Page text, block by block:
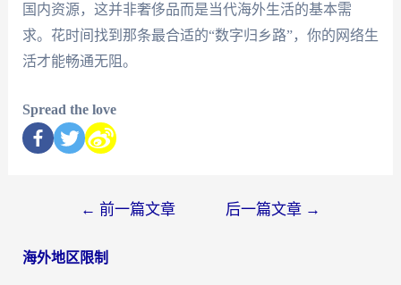
国内资源，这并非奢侈品而是当代海外生活的基本需
求。花时间找到那条最合适的“数字归乡路”，你的网络生
活才能畅通无阻。
Spread the love
← 前一篇文章 后一篇文章 →
海外地区限制